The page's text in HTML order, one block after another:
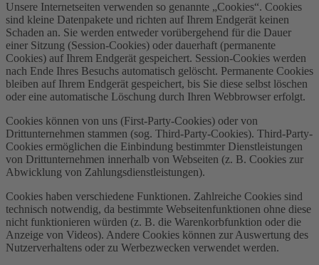
Unsere Internetseiten verwenden so genannte „Cookies“. Cookies
sind kleine Datenpakete und richten auf Ihrem Endgerät keinen
Schaden an. Sie werden entweder vorübergehend für die Dauer
einer Sitzung (Session-Cookies) oder dauerhaft (permanente
Cookies) auf Ihrem Endgerät gespeichert. Session-Cookies werden
nach Ende Ihres Besuchs automatisch gelöscht. Permanente Cookies
bleiben auf Ihrem Endgerät gespeichert, bis Sie diese selbst löschen
oder eine automatische Löschung durch Ihren Webbrowser erfolgt.
Cookies können von uns (First-Party-Cookies) oder von
Drittunternehmen stammen (sog. Third-Party-Cookies). Third-Party-
Cookies ermöglichen die Einbindung bestimmter Dienstleistungen
von Drittunternehmen innerhalb von Webseiten (z. B. Cookies zur
Abwicklung von Zahlungsdienstleistungen).
Cookies haben verschiedene Funktionen. Zahlreiche Cookies sind
technisch notwendig, da bestimmte Webseitenfunktionen ohne diese
nicht funktionieren würden (z. B. die Warenkorbfunktion oder die
Anzeige von Videos). Andere Cookies können zur Auswertung des
Nutzerverhaltens oder zu Werbezwecken verwendet werden.